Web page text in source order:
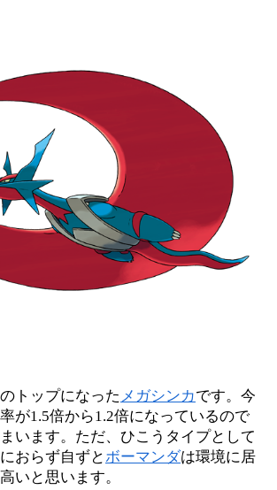
トップになった メガシンカです。今
が1.5倍から1.2倍になっているので
います。ただ、ひこうタイプとして
おらず自ずとボーマンダは環境に居
いと思います。